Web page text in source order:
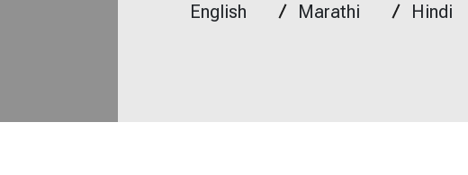
English Marathi Hindi